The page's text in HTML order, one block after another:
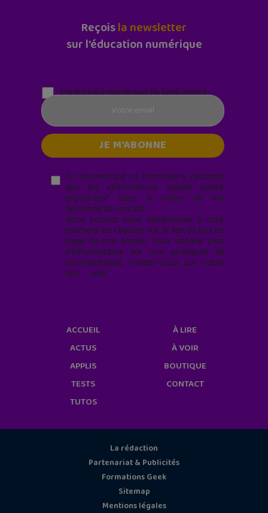
Reçoisla newsletter
sur l'éducation numérique
Parentalité numérique (le lundi matin)
En soumettant ce formulaire, j’accepte
que les informations saisies soient
exploitées* dans le cadre de ma
demande de contact.
Vous pouvez vous désabonner à tout
moment en cliquant sur le lien en bas de
page de nos emails. Pour obtenir plus
d'informations sur nos pratiques de
confidentialité, rendez-vous sur notre
site web
ACCUEIL
ACTUS
APPLIS
TESTS
TUTOS
À LIRE
À VOIR
BOUTIQUE
CONTACT
La rédaction
Partenariat & Publicités
Formations Geek
Sitemap
Mentions légales